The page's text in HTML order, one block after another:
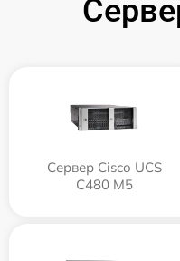
Сервер Cisco UCS
C480 M5